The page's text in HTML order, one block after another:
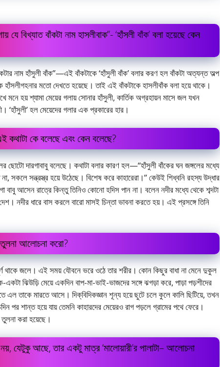
যে বিখ্যাত বাঁকটা নাম হাসলীবাক”- ‘হাঁসলী বাঁক’ বলা হয়েছে কেন
নাম হাঁসুলী বাঁক”—এই বাঁকটাকে ‘হাঁসুলী বাঁক’ বলার করণ হল বাঁকটা অত্যন্ত অল্প
হাঁসলীগহনার মতো দেখতে হয়েছে। তাই এই বাঁকটাকে হাসলীবাঁক বলা হয়ে থাকে।
মনে হয় শ্যামা মেয়ের গলায় সোনার হাঁসুলী, কার্তিক অগ্রহায়ন মাসে জল যখন
হল মেয়েদের গলার এক প্রকারের হার।
কথাটা কে বলেছে এবং কেন বলেছে?
ছোটো দারগাবাবু বলেছে। কথাটা বলার কারণ হল—“হাঁসুলী বাঁকের ঘন জঙ্গলের মধ্যে
সকলে সন্ত্রস্ত্র হয়ে উঠেছে। বিশেষ করে কাহারেরা।” কেউই শিধ্বনি রহস্য উদ্ধার
বাবু আসেন রাত্রে কিন্তু তিনিও কোনো হদিস পান না। বলেন নদীর মধ্যে থেকে শব্দটা
নদীর ধারে বাস করলে বারো মাসই চিন্তা ভাবনা করতে হয়। এই প্রসঙ্গে তিনি
তুলনা আলোচনা করো?
থাকে জলে। এই সময় যৌবনে ভরে ওঠে তার শরীর। কোন কিছুর বাধা না মেনে দুকুল
ঝিউড়ি মেয়ে একদিন বাপ-মা-ভাই-ভাজদের সঙ্গে ঝগড়া করে, পাড়া পড়শীদের
এল তাকে মারতে আসে। দিক্‌বিদিকজ্ঞান শূন্য হয়ে ছুটে চলে কুলে কালি ছিটিয়ে, তখন
পর শান্ত হয়ে যায় তেমনি কাহারদের মেয়েরও রাগ পড়লে গ্রামের পথে ফেরে।
করা হয়েছে।
নয়, যেটুকু আছে, তার একটু মাত্র ‘মালোয়ারী’র পালাটা– আলোচনা